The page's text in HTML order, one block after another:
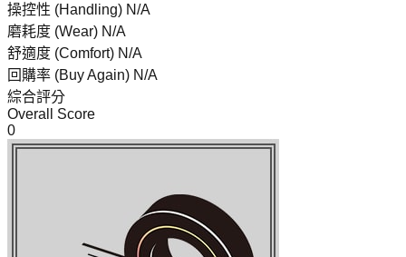
操控性 (Handling) N/A
磨耗度 (Wear) N/A
舒適度 (Comfort) N/A
回購率 (Buy Again) N/A
綜合評分
Overall Score
0